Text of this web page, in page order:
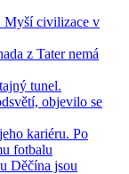
Myší civilizace v
z Tater nemá
tunel.
objevilo se
kariéru. Po
fotbalu
Děčína jsou